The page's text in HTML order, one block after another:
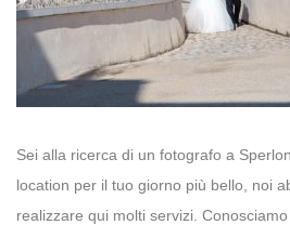
Sei alla ricerca di un fotografo a
location per il tuo giorno più bello, noi
realizzare qui molti servizi.